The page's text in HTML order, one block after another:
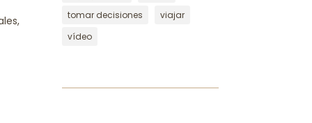
tomar decisiones
viajar
vídeo